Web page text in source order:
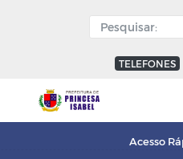
TELEFONES
Acesso